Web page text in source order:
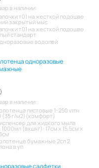
в наличии:
т01 на жесткой подошве
закрытый мыс
т01 на жесткой подошве
стандарт
водолей
одноразовые
в наличии:
листовые 1-250 vmч
(35 г/м2)(комфорт)
для жидкого мыла
1000мл (вхшхг): 17см x 15,5см x
бумажные 2сл 2
в уп